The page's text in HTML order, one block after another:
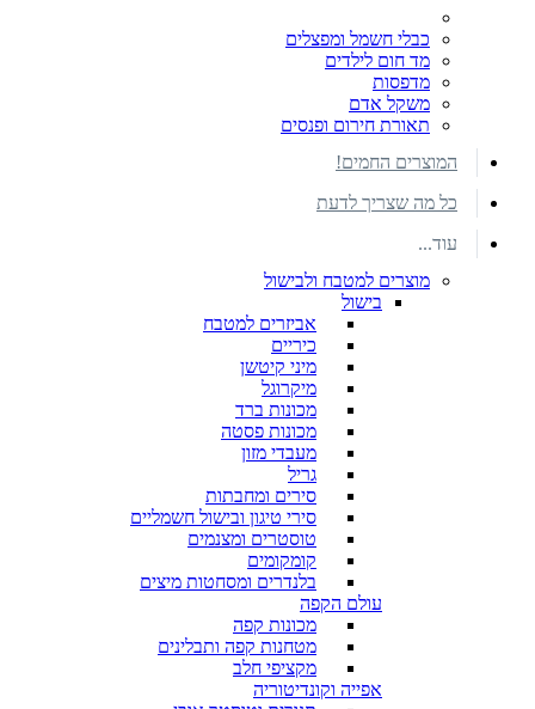
כבלי חשמל ומפצלים
מד חום לילדים
מדפסות
משקל אדם
תאורת חירום ופנסים
המוצרים החמים!
כל מה שצריך לדעת
עוד...
מוצרים למטבח ולבישול
בישול
אביזרים למטבח
כיריים
מיני קיטשן
מיקרוגל
מכונות ברד
מכונות פסטה
מעבדי מזון
גריל
סירים ומחבתות
סירי טיגון ובישול חשמליים
טוסטרים ומצנמים
קומקומים
בלנדרים ומסחטות מיצים
עולם הקפה
מכונות קפה
מטחנות קפה ותבלינים
מקציפי חלב
אפייה וקונדיטוריה